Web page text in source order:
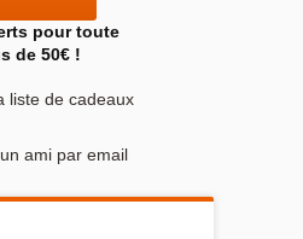
pour toute
de 50€ !
liste de cadeaux
ami par email